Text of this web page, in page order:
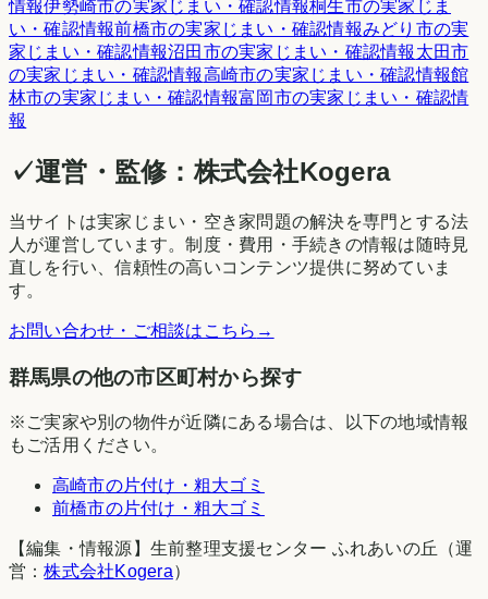
情報伊勢崎市の実家じまい・確認情報桐生市の実家じま
い・確認情報前橋市の実家じまい・確認情報みどり市の実
家じまい・確認情報沼田市の実家じまい・確認情報 太田市
の実家じまい・確認情報高崎市の実家じまい・確認情報館
林市の実家じまい・確認情報富岡市の実家じまい・確認情
報
✓運営・監修：株式会社Kogera
当サイトは実家じまい・空き家問題の解決を専門とする法
人が運営しています。制度・費用・手続きの情報は随時見
直しを行い、信頼性の高いコンテンツ提供に努めていま
す。
お問い合わせ・ご相談はこちら →
群馬県の他の市区町村から探す
※ご実家や別の物件が近隣にある場合は、以下の地域情報
もご活用ください。
高崎市の片付け・粗大ゴミ
前橋市の片付け・粗大ゴミ
【編集・情報源】生前整理支援センター ふれあいの丘（運
営：株式会社Kogera）